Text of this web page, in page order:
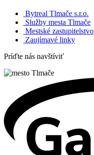
Bytreal Tlmače s.r.o.
Služby mesta Tlmače
Mestské zastupitelstvo
Zaujímavé linky
Príďte nás navštíviť